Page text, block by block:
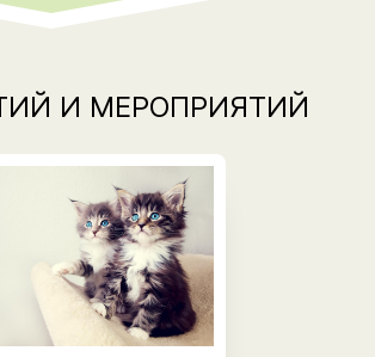
И МЕРОПРИЯТИЙ